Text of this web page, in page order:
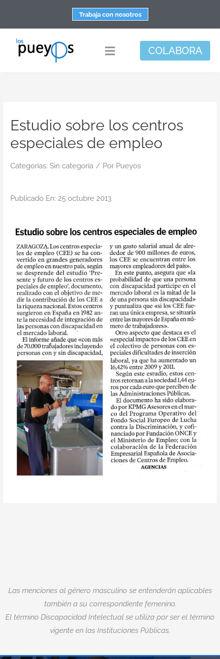
contenido
Trabaja con nosotros
Toggle
Apoyo personal y familiar
Espacio de bienestar
Responsabilidad social
Actualidad
COLABORA
Estudio sobre los centros
especiales de empleo
Categorías: Sin categoría / Por Pueyos
Publicado En: 25 octubre 2013
Las menciones al género masculino se entenderán aplicables
también a su correspondiente femenino.
El término Discapacidad Intelectual se utiliza por ser el término
vigente en las Instituciones Públicas.